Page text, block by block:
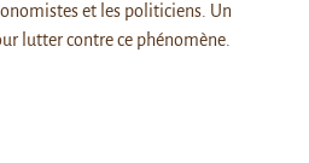
et les politiciens. Un
lutter contre ce phénomène.